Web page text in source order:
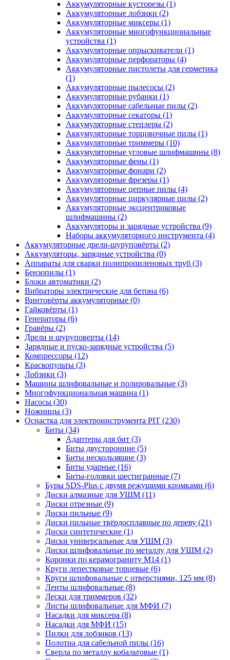
Аккумуляторные кусторезы (1)
Аккумуляторные лобзики (2)
Аккумуляторные миксеры (1)
Аккумуляторные многофункциональные
устройства (1)
Аккумуляторные опрыскиватели (1)
Аккумуляторные перфораторы (4)
Аккумуляторные пистолеты для герметика
(1)
Аккумуляторные пылесосы (2)
Аккумуляторные рубанки (1)
Аккумуляторные сабельные пилы (2)
Аккумуляторные секаторы (1)
Аккумуляторные степлеры (2)
Аккумуляторные торцовочные пилы (1)
Аккумуляторные триммеры (10)
Аккумуляторные угловые шлифмашины (8)
Аккумуляторные фены (1)
Аккумуляторные фонари (2)
Аккумуляторные фрезеры (1)
Аккумуляторные цепные пилы (4)
Аккумуляторные циркулярные пилы (2)
Аккумуляторные эксцентриковые
шлифмашины (2)
Аккумуляторы и зарядные устройства (9)
Наборы аккумуляторного инструмента (4)
Аккумуляторные дрели-шуруповёрты (2)
Аккумуляторы, зарядные устройства (0)
Аппараты для сварки полипропиленовых труб (3)
Бензопилы (1)
Блоки автоматики (2)
Вибраторы электрические для бетона (6)
Винтовёрты аккумуляторные (0)
Гайковёрты (1)
Генераторы (6)
Гравёры (2)
Дрели и шуруповерты (14)
Зарядные и пуско-зарядные устройства (5)
Компрессоры (12)
Краскопульты (3)
Лобзики (3)
Машины шлифовальные и полировальные (3)
Многофункциональная машина (1)
Насосы (30)
Ножницы (3)
Оснастка для электроинструмента PIT (230)
Биты (34)
Адаптеры для бит (3)
Биты двусторонние (5)
Биты нескользящие (3)
Биты ударные (16)
Биты-головки шестигранные (7)
Буры SDS-Plus c двумя режущими кромками (6)
Диски алмазные для УШМ (11)
Диски отрезные (9)
Диски пильные (9)
Диски пильные твёрдосплавные по дереву (21)
Диски синтетические (1)
Диски универсальные для УШМ (3)
Диски шлифовальные по металлу для УШМ (2)
Коронки по керамограниту M14 (1)
Круги лепестковые торцевые (6)
Круги шлифовальные с отверстиями, 125 мм (8)
Ленты шлифовальные (8)
Лески для триммеров (32)
Листы шлифовальные для МФИ (7)
Насадки для миксера (8)
Насадки для МФИ (15)
Пилки для лобзиков (13)
Полотна для сабельной пилы (16)
Сверла по металлу кобальтовые (1)